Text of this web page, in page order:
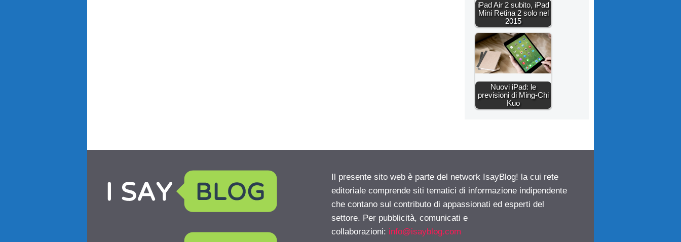
iPad Air 2 subito, iPad
Mini Retina 2 solo nel
2015
Nuovi iPad: le
previsioni di Ming-Chi
Kuo
Il presente sito web è parte del network IsayBlog! la cui rete
editoriale comprende siti tematici di informazione indipendente
che contano sul contributo di appassionati ed esperti del
settore. Per pubblicità, comunicati e
collaborazioni: info@isayblog.com